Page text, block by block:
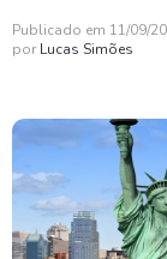
Publicado em 11/09/
por Lucas Simões